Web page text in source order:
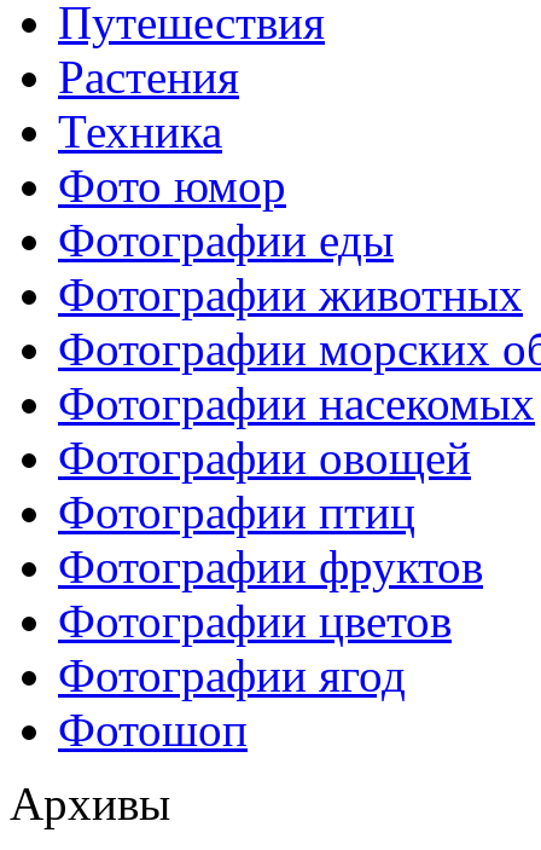
Путешествия
Растения
Техника
Фото юмор
Фотографии еды
Фотографии животных
Фотографии морских
Фотографии насекомых
Фотографии овощей
Фотографии птиц
Фотографии фруктов
Фотографии цветов
Фотографии ягод
Фотошоп
Архивы